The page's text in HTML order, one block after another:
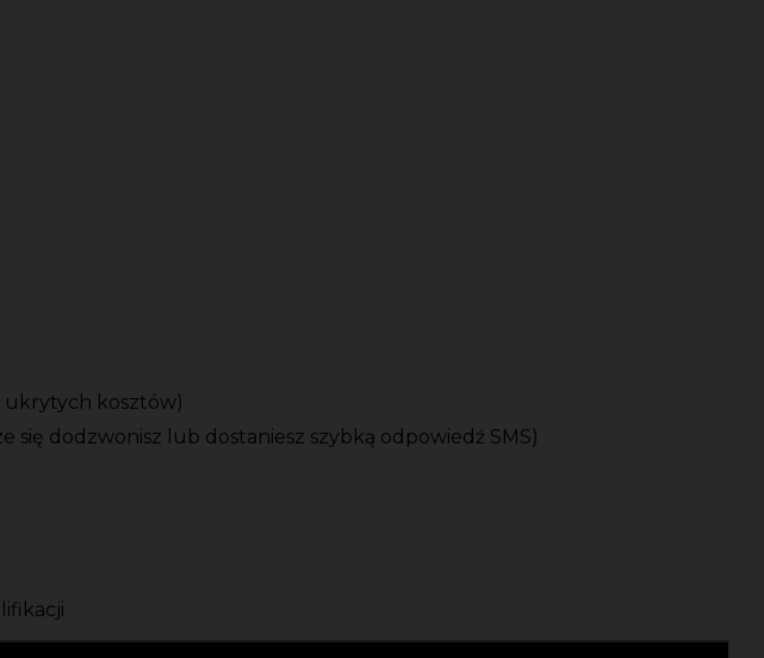
ukrytych kosztów)
dodzwonisz lub dostaniesz szybką odpowiedź SMS)